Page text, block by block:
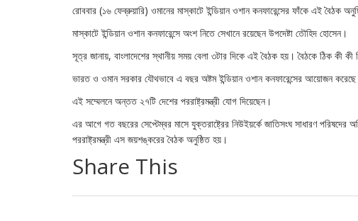
রোববার (১৬ ফেব্রুয়ারি) ওমানের মাস্কাটে ইন্ডিয়ান ওশান কনফারেন্সের ফাঁকে এই বৈঠক
মাস্কাটে ইন্ডিয়ান ওশান কনফারেন্সে অংশ নিতে সেখানে রয়েছেন উপদেষ্টা তৌহিদ হোসেন।
সূত্র জানায়, বাংলাদেশের স্থানীয় সময় বেলা ৩টার দিকে এই বৈঠক হয়। বৈঠকে ঠিক কী
ভারত ও ওমান সরকার যৌথভাবে এ বছর অষ্টম ইন্ডিয়ান ওশান কনফারেন্সের আয়োজন
এই সম্মেলনে অন্তত ২৭টি দেশের পররাষ্ট্রমন্ত্রী যোগ দিয়েছেন।
এর আগে গত বছরের সেপ্টেম্বর মাসে যুক্তরাষ্ট্রের নিউইয়র্কে জাতিসংঘ সাধারণ পরিষদের
পররাষ্ট্রমন্ত্রী এস জয়শঙ্করের বৈঠক অনুষ্ঠিত হয়।
Share This